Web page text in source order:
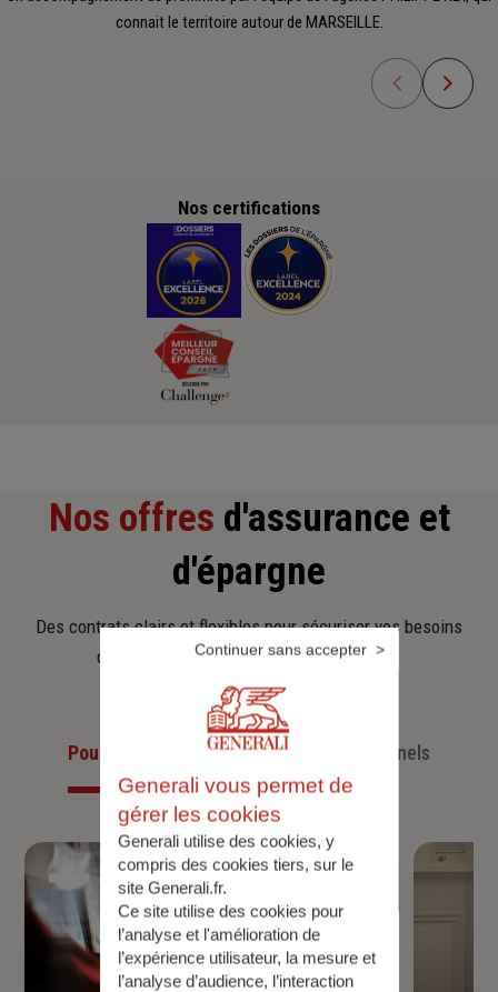
connait le territoire autour de MARSEILLE.
Nos certifications
Nos offres d'assurance et
d'épargne
Des contrats clairs et flexibles pour sécuriser vos besoins
d’aujourd’hui et anticiper ceux de demain.
Pour les particuliersPour les professionnels
Generali vous permet de
gérer les cookies
Generali utilise des cookies, y
compris des cookies tiers, sur le
site Generali.fr.
Ce site utilise des cookies pour
l’analyse et l'amélioration de
l’expérience utilisateur, la mesure et
l’analyse d’audience, l’interaction
Continuer sans accepter